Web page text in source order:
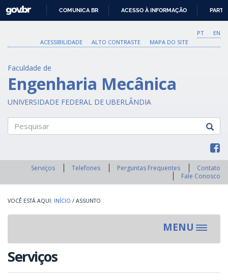
O
CONTEÚDO
GOVBR
COMUNICA BR ACESSO À INFORMAÇÃO
PT
EN
ACESSIBILIDADE
ALTO CONTRASTE MAPA DO SITE
Faculdade de
Engenharia Mecânica
UNIVERSIDADE FEDERAL DE UBERLÂNDIA
Serviços Telefones Perguntas Frequentes
Contato
Fale Conosco
INÍCIO / ASSUNTO
MENU
Toggle
Serviços